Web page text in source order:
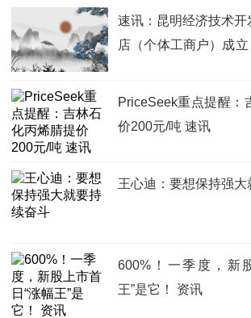
速讯：昆明经济技术
店（个体工商户）成
PriceSeek重点提醒：
价200元/吨 速讯
王心迪：要想保持强
600%！一季度，新
王”是它！ 资讯